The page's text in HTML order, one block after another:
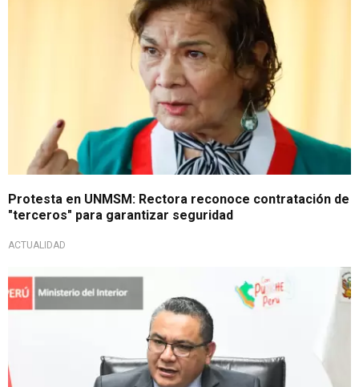
Protesta en UNMSM: Rectora reconoce contratación de
"terceros" para garantizar seguridad
ACTUALIDAD
Tras reunión